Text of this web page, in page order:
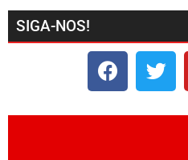
SIGA-NOS!